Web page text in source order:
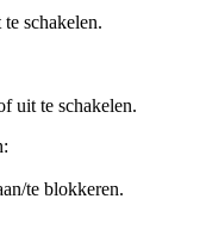
schakelen.
uit te schakelen.
te blokkeren.